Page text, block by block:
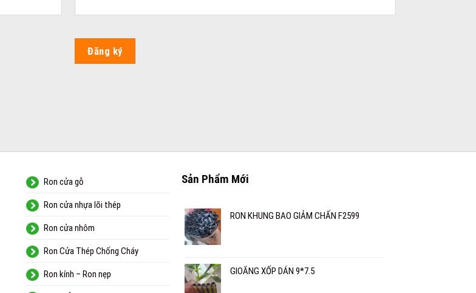
Đăng ký
Ron cửa gỗ
Ron cửa nhựa lõi thép
Ron cửa nhôm
Ron Cửa Thép Chống Cháy
Ron kính – Ron nẹp
Sản Phẩm Mới
RON KHUNG BAO GIẢM CHẤN F2599
GIOĂNG XỐP DÁN 9*7.5